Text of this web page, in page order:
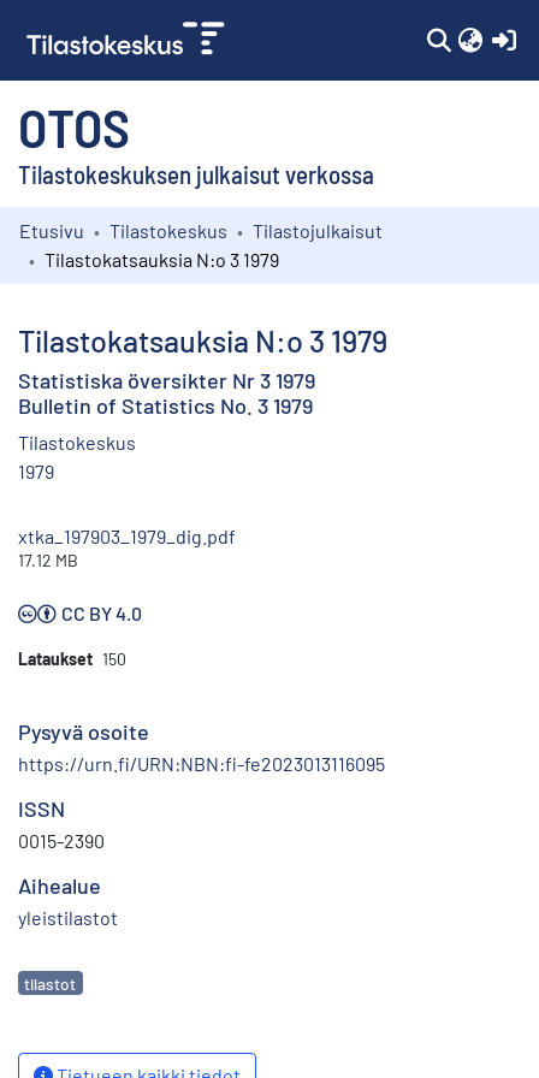
OTOS
Tilastokeskuksen julkaisut verkossa
Kokoelmat
Etusivu Tilastokeskus
Tilastojulkaisut
Tilastokatsauksia N:o 3 1979
Tilastokatsauksia N:o 3 1979
Statistiska översikter Nr 3 1979
Bulletin of Statistics No. 3 1979
Tilastokeskus
1979
xtka_197903_1979_dig.pdf
17.12 MB
CC BY 4.0
Lataukset 150
Pysyvä osoite
https://urn.fi/URN:NBN:fi-fe2023013116095
ISSN
0015-2390
Aihealue
yleistilastot
Avainsanat
tilastot